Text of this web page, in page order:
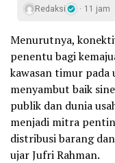
Redaksi 11 jam
Menurutnya,
penentu bagi
kawasan timur pada
menyambut baik
publik dan dunia
menjadi mitra
distribusi barang
ujar Jufri Rahman.